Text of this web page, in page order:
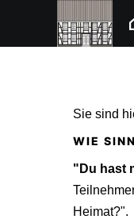
Sie sind
WIE
"Du hast
Heimat?".